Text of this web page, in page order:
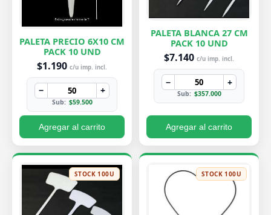
PALETA PRECIO 6X10 CM
PACK 10 UND
$1.190 c/u imp. incl.
− +
Sub: $59.500
Agregar al carrito
PALETA BLANCA 27 CM
PACK 10 UND
$7.140 c/u imp. incl.
− +
Sub: $357.000
Agregar al carrito
STOCK 100U STOCK 100U